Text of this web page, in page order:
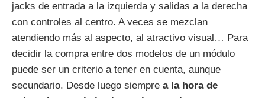
jacks de entrada a la izquierda y salidas a la derecha
con controles al centro. A veces se mezclan
atendiendo más al aspecto, al atractivo visual… Para
decidir la compra entre dos modelos de un módulo
puede ser un criterio a tener en cuenta, aunque
secundario. Desde luego siempre a la hora de